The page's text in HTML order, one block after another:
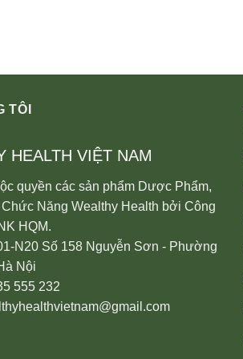
TÔI
HEALTH VIỆT NAM
quyền các sản phẩm Dược Phẩm,
Năng Wealthy Health bởi Công
HQM.
N20 Số 158 Nguyễn Sơn - Phường
Nội
555 232